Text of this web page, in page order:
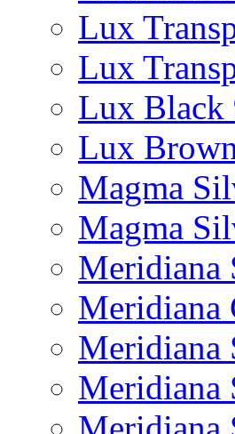
Lux
Lux
Lux Black
Lux
Magma
Magma
Meridiana
Meridiana
Meridiana
Meridiana